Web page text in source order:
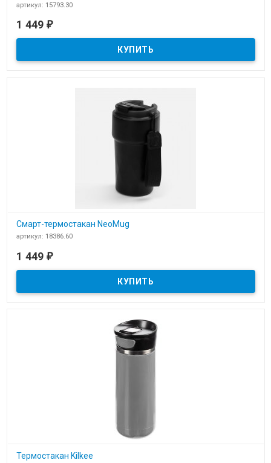
артикул: 15793.30
1 449 ₽
Смарт-термостакан NeoMug
артикул: 18386.60
1 449 ₽
Термостакан Kilkee